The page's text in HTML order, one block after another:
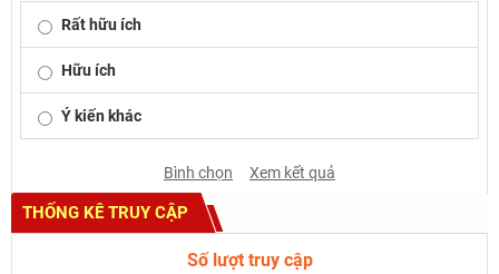
Rất hữu ích
Hữu ích
Ý kiến khác
Bình chọn Xem kết quả
THỐNG KÊ TRUY CẬP
Số lượt truy cập